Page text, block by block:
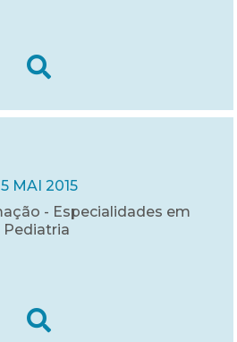
MAI 2015
- Especialidades em
Pediatria